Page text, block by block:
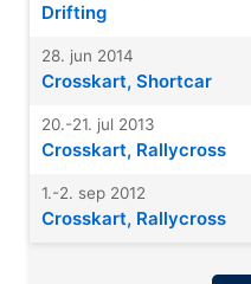
Drifting
28. jun 2014
Crosskart, Shortcar
20.-21. jul 2013
Crosskart, Rallycross
1.-2. sep 2012
Crosskart, Rallycross